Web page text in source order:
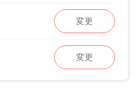
変更
変更